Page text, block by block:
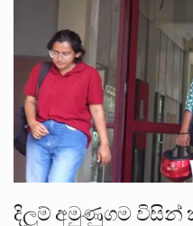
දිලුම් අමුණුගම විසින්